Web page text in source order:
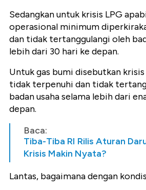
Sedangkan untuk krisis LPG
operasional minimum
dan tidak tertanggulangi oleh
lebih dari 30 hari ke depan.
Untuk gas bumi disebutkan
tidak terpenuhi dan tidak
badan usaha selama lebih dari
depan.
Baca:
Tiba-Tiba RI Rilis Aturan
Krisis Makin Nyata?
Lantas, bagaimana dengan